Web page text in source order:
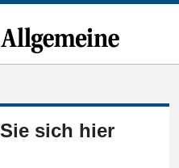
sich hier